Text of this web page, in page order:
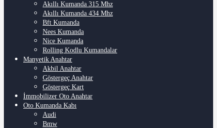
Akıllı Kumanda 315 Mhz
Akıllı Kumanda 434 Mhz
Bft Kumanda
Nees Kumanda
Nice Kumanda
Rolling Kodlu Kumandalar
Manyetik Anahtar
Akbil Anahtar
Göstergeç Anahtar
Göstergeç Kart
İmmobilizer Oto Anahtar
Oto Kumanda Kabı
Audi
Bmw